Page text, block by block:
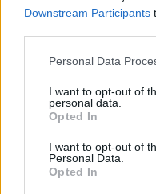
Downstream Participants
Please note that this
not limited to your visit or
grant or deny consent to
use your data for below
consent section.
Personal Data
I want to opt-out of
personal data.
Opted In
I want to opt-out of
Personal Data.
Opted In
Elle est un peu bizarre.
Philippe Mexès fait
Mais il n’est pas dit
AUTEUR